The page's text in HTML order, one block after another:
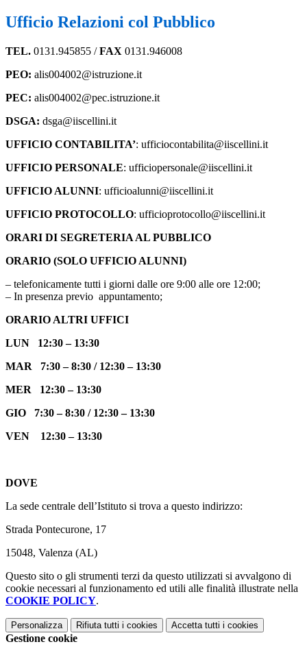
Ufficio Relazioni col Pubblico
TEL. 0131.945855 / FAX 0131.946008
PEO: alis004002@istruzione.it
PEC: alis004002@pec.istruzione.it
DSGA: dsga@iiscellini.it
UFFICIO CONTABILITA’: ufficiocontabilita@iiscellini.it
UFFICIO PERSONALE: ufficiopersonale@iiscellini.it
UFFICIO ALUNNI: ufficioalunni@iiscellini.it
UFFICIO PROTOCOLLO: ufficioprotocollo@iiscellini.it
ORARI DI SEGRETERIA AL PUBBLICO
ORARIO (SOLO UFFICIO ALUNNI)
– telefonicamente tutti i giorni dalle ore 9:00 alle ore 12:00;
– In presenza previo appuntamento;
ORARIO ALTRI UFFICI
LUN 12:30 – 13:30
MAR 7:30 – 8:30 / 12:30 – 13:30
MER 12:30 – 13:30
GIO 7:30 – 8:30 / 12:30 – 13:30
VEN 12:30 – 13:30
DOVE
La sede centrale dell’Istituto si trova a questo indirizzo:
Strada Pontecurone, 17
15048, Valenza (AL)
Questo sito o gli strumenti terzi da questo utilizzati si avvalgono di
cookie necessari al funzionamento ed utili alle finalità illustrate nella
COOKIE POLICY.
Personalizza Rifiuta tutti i cookies Accetta tutti i cookies
Gestione cookie